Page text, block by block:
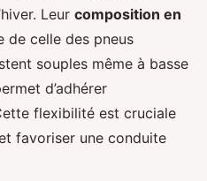
Leur composition en
de celle des pneus
souples même à basse
d’adhérer
flexibilité est cruciale
favoriser une conduite